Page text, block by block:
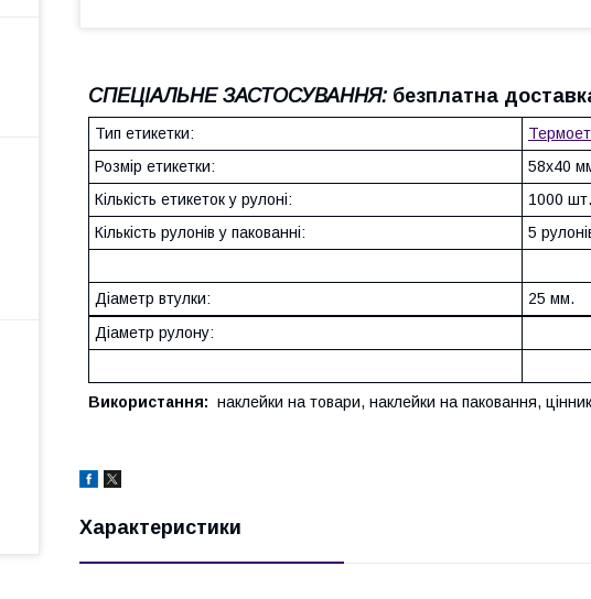
СПЕЦІАЛЬНЕ ЗАСТОСУВАННЯ: безплатна
Тип етикетки:
Розмір етикетки:
58х40
Кількість етикеток у рулоні:
1000 шт.
Кількість рулонів у пакованні:
5
Діаметр втулки:
25 мм.
Діаметр рулону:
Використання: наклейки на товари, наклейки на паковання,
Характеристики